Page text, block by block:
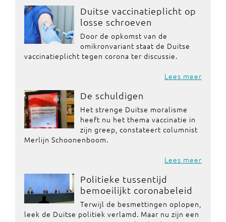
Duitse vaccinatieplicht op
losse schroeven
Door de opkomst van de
omikronvariant staat de Duitse
vaccinatieplicht tegen corona ter discussie.
Lees meer
De schuldigen
Het strenge Duitse moralisme
heeft nu het thema vaccinatie in
zijn greep, constateert columnist
Merlijn Schoonenboom.
Lees meer
Politieke tussentijd
bemoeilijkt coronabeleid
Terwijl de besmettingen oplopen,
leek de Duitse politiek verlamd. Maar nu zijn een